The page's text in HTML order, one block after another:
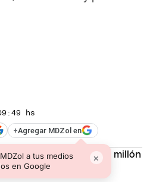
hs
+Agregar MDZol en
a tus medios
en Google
×